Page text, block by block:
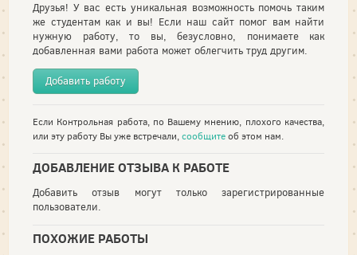
Друзья! У вас есть уникальная возможность помочь таким
же студентам как и вы! Если наш сайт помог вам найти
нужную работу, то вы, безусловно, понимаете как
добавленная вами работа может облегчить труд другим.
Добавить работу
Если Контрольная работа, по Вашему мнению, плохого качества,
или эту работу Вы уже встречали,сообщитеоб этом нам.
ДОБАВЛЕНИЕ ОТЗЫВА К РАБОТЕ
Добавить отзыв могут только зарегистрированные
пользователи.
ПОХОЖИЕ РАБОТЫ